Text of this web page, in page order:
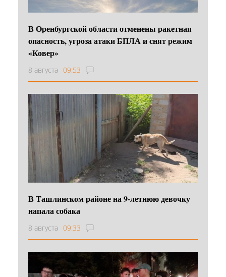
В Оренбургской области отменены ракетная
опасность, угроза атаки БПЛА и снят режим
«Ковер»
8 августа 09:53
В Ташлинском районе на 9-летнюю девочку
напала собака
8 августа 09:33